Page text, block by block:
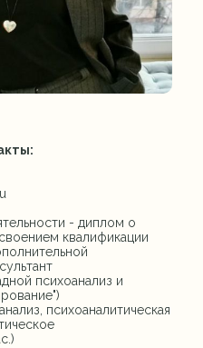
- диплом о
квалификации
психоанализ и
психоаналитическая